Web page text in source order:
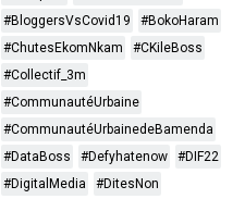
#BloggersVsCovid19
#BokoHaram
#ChutesEkomNkam
#CKileBoss
#Collectif_3m
#CommunautéUrbaine
#CommunautéUrbainedeBamenda
#DataBoss
#Defyhatenow
#DIF22
#DigitalMedia
#DitesNon